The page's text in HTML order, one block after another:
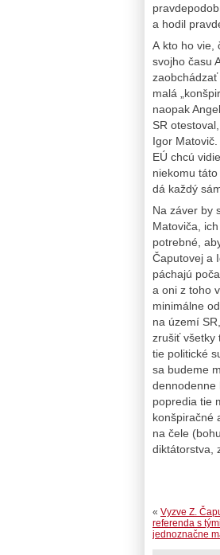
a hodil
A kto ho vie,
svojho času
zaobchádzať
malá
naopak
SR
Igor
EÚ chcú
niekomu
dá každý
Na záver by
Matoviča,
potrebné,
Čaputovej a
páchajú
a oni z toho
minimálne
na území
zrušiť všetky
tie politické
sa budeme
dennodenne
popredia tie
konšpiračné
na čele
diktátorstva,
« Vyzve Z.
referenda s
jednoznačne